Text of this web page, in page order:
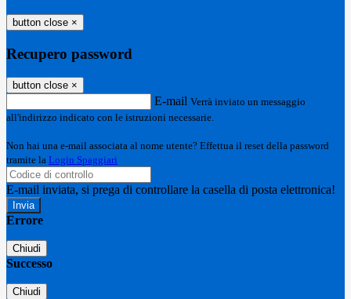
button close ×
Recupero password
button close ×
E-mail Verrà inviato un messaggio
all'indirizzo indicato con le istruzioni necessarie.
Non hai una e-mail associata al nome utente? Effettua il reset della password
tramite la Login Spaggiari
E-mail inviata, si prega di controllare la casella di posta elettronica!
Errore
Chiudi
Successo
Chiudi